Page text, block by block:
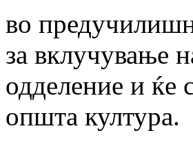
во
за вклучување
одделение и ќе
општа култура.